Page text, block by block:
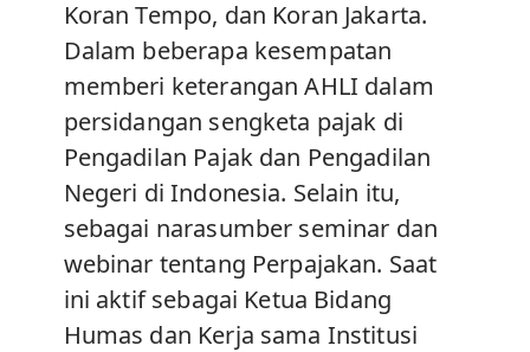
Koran Tempo, dan Koran Jakarta.
Dalam beberapa kesempatan
memberi keterangan AHLI dalam
persidangan sengketa pajak di
Pengadilan Pajak dan Pengadilan
Negeri di Indonesia. Selain itu,
sebagai narasumber seminar dan
webinar tentang Perpajakan. Saat
ini aktif sebagai Ketua Bidang
Humas dan Kerja sama Institusi